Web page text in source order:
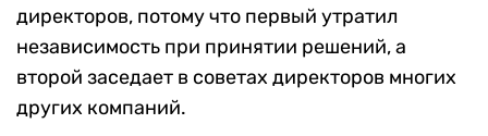
директоров, потому что первый утратил
независимость при принятии решений, а
второй заседает в советах директоров многих
других компаний.